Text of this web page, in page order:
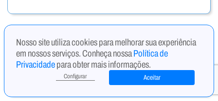
CANDIDA ALBICANS IGM, ANTICORPOS ANTI
CÓDIGO:CAIGM
MATERIAL:SORO
Nosso site utiliza cookies para melhorar sua experiência
em nossos serviços. Conheça nossaPolítica de
Privacidadepara obter mais informações.
Aceitar
Configurar